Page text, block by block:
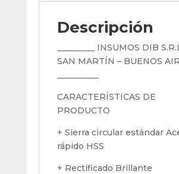
Descripción
_________ INSUMOS DIB
SAN MARTÍN – BUENOS
CARACTERÍSTICAS DE
PRODUCTO
+ Sierra circular estándar
rápido HSS
+ Rectificado Brillante